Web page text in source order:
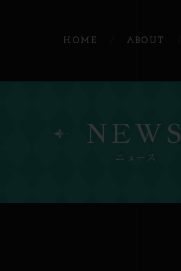
HOME ABOUT
NEWS
ニュース